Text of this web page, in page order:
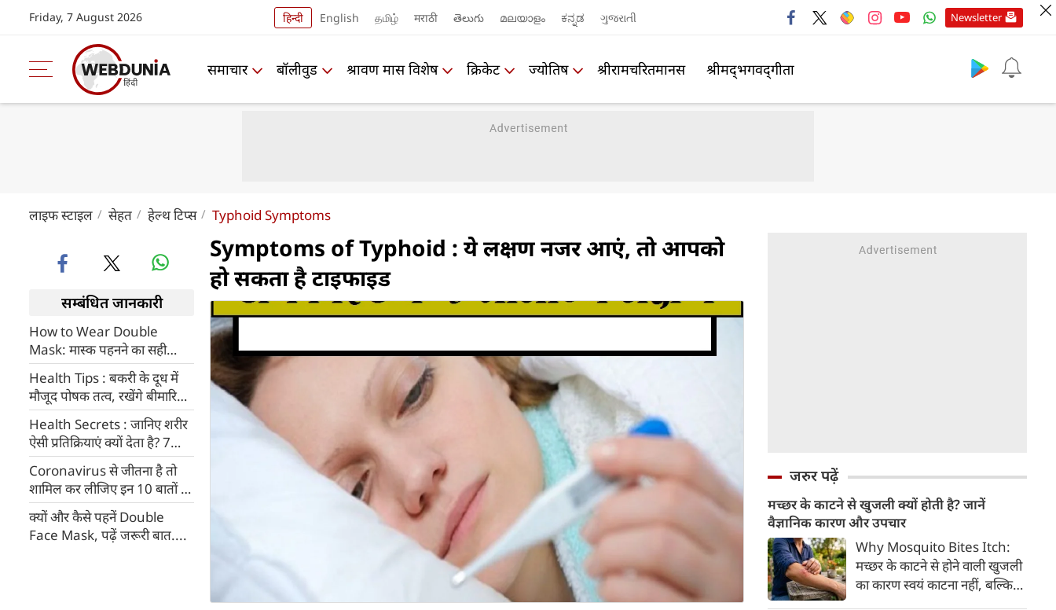
Friday, 7 August 2026 हिन्दी English தமிழ் मराठी తెలుగు മലയാളം ಕನ್ನಡ ગુજરાતી Newsletter
समाचार बॉलीवुड श्रावण मास विशेष क्रिकेट ज्योतिष श्रीरामचरितमानस श्रीमद्‍भगवद्‍गीता
लाइफ स्‍टाइल सेहत हेल्थ टिप्स Typhoid Symptoms
सम्बंधित जानकारी
How to Wear Double
Mask: मास्क पहनने का सही
तरीका, लोग कर रहे हैं ये 10
गलतियां
Health Tips : बकरी के दूध में
मौजूद पोषक तत्व, रखेंगे बीमारियों
से दूर, जानें 10 फायदे
Health Secrets : जानिए शरीर
ऐसी प्रतिक्रियाएं क्यों देता है? 7
काम की बातें
Coronavirus से जीतना है तो
शामिल कर लीजिए इन 10 बातों को
अपनी life में
क्यों और कैसे पहनें Double
Face Mask, पढ़ें जरूरी बात....
Symptoms of Typhoid : ये लक्षण नजर आएं, तो आपको
हो सकता है टाइफाइड
जरुर पढ़ें
मच्छर के काटने से खुजली क्यों होती है? जानें
वैज्ञानिक कारण और उपचार
Why Mosquito Bites Itch:
मच्छर के काटने से होने वाली खुजली
का कारण स्वयं काटना नहीं, बल्कि